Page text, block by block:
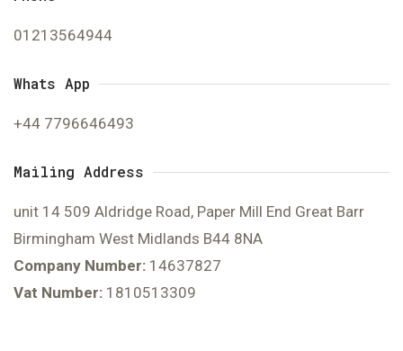
01213564944
Whats App
+44 7796646493
Mailing Address
unit 14 509 Aldridge Road, Paper Mill End Great Barr
Birmingham West Midlands B44 8NA
Company Number: 14637827
Vat Number: 1810513309